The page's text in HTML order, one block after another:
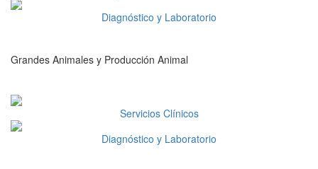
Diagnóstico y Laboratorio
Grandes Animales y Producción Animal
Servicios Clínicos
Diagnóstico y Laboratorio